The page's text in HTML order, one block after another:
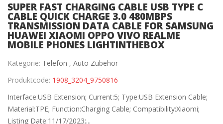
SUPER FAST CHARGING CABLE USB TYPE C
CABLE QUICK CHARGE 3.0 480MBPS
TRANSMISSION DATA CABLE FOR SAMSUNG
HUAWEI XIAOMI OPPO VIVO REALME
MOBILE PHONES LIGHTINTHEBOX
Kategorie: Telefon , Auto Zubehör
Produktcode: 1908_3204_9750816
Interface:USB Extension; Current:5; Type:USB Extension Cable;
Material:TPE; Function:Charging Cable; Compatibility:Xiaomi;
Listing Date:11/17/2023;...